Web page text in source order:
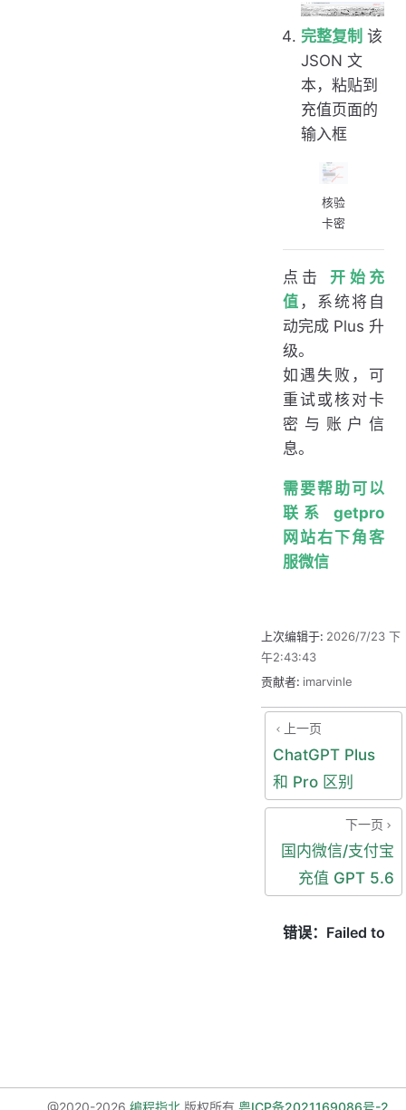
完整复制 该
JSON 文
本，粘贴到
充值页面的
输入框
核验
卡密
点击开始充
值 ，系统将自
动完成 Plus 升
级。
如遇失败，可
重试或核对卡
密与账户信
息。
需要帮助可以
联系 getpro
网站右下角客
服微信
上次编辑于: 2026/7/23 下
午2:43:43
贡献者: imarvinle
上一页
ChatGPT Plus
和 Pro 区别
下一页
国内微信/支付宝
充值 GPT 5.6